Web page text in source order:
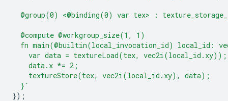
@group(0) <@binding(0) var tex> :
  @compute @workgroup_size(1, 1)
fn main(@builtin(local_invocation_id) local_id:
    var data = textureLoad(tex, vec2i(local_id.xy));
    data.x *= 2;
    textureStore(tex, vec2i(local_id.xy), data);
  }`
});